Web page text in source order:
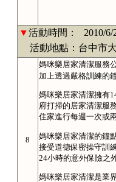
▼活動時間： 2010/6/
活動地點：台中市
8
媽咪樂居家清潔服務
加上透過嚴格訓練的
媽咪樂居家清潔擁有
府打掃的居家清潔服
住家進行每週一次或
媽咪樂居家清潔的鐘
接受道德保密操守訓
24小時的意外保險之
媽咪樂居家清潔是業